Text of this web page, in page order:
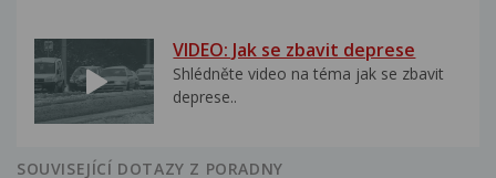
VIDEO: Jak se zbavit deprese
Shlédněte video na téma jak se zbavit
deprese..
SOUVISEJÍCÍ DOTAZY Z PORADNY